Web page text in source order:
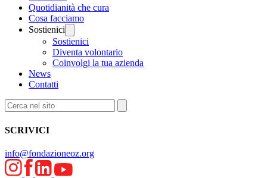
Quotidianità che cura
Cosa facciamo
Sostienici
Sostienici
Diventa volontario
Coinvolgi la tua azienda
News
Contatti
SCRIVICI
info@fondazioneoz.org